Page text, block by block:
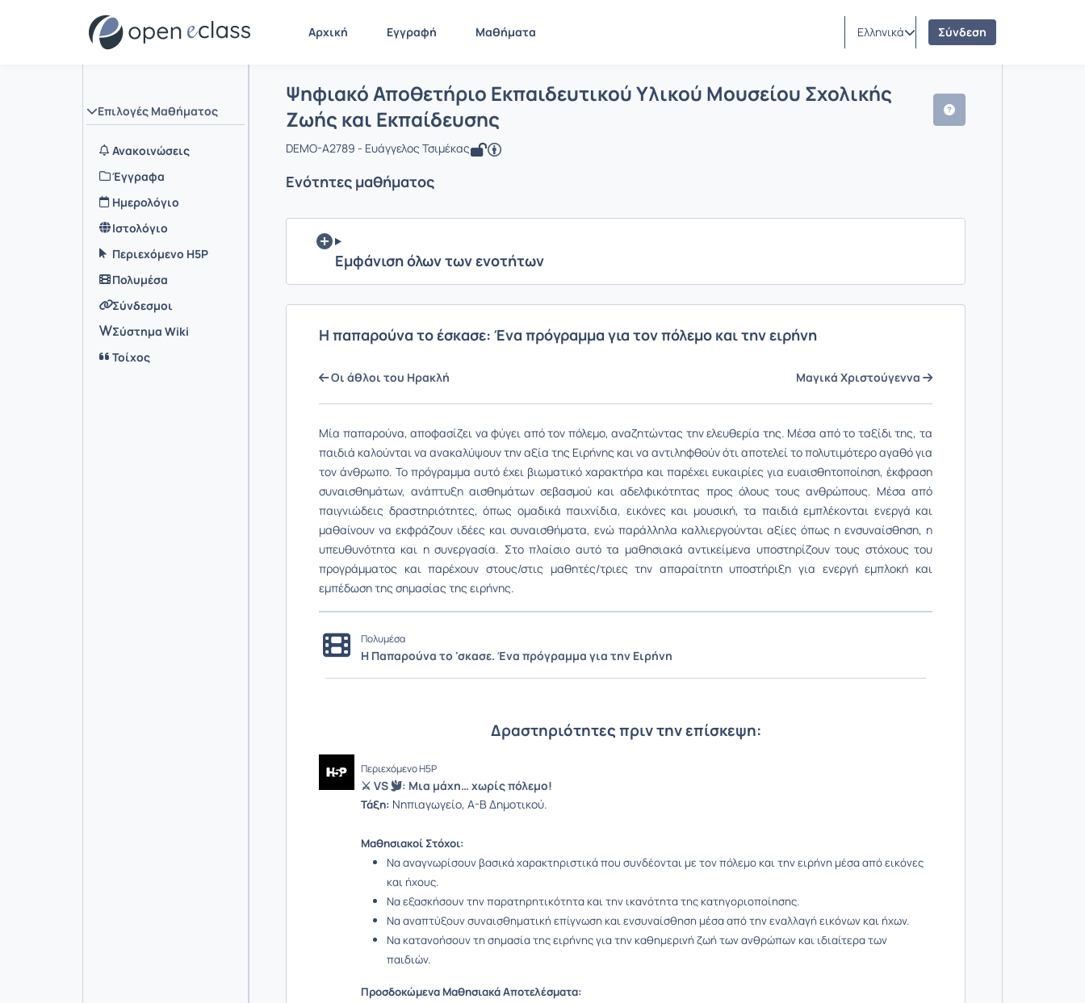
Αρχική Εγγραφή Μαθήματα Ελληνικά Σύνδεση
Επιλογές Μαθήματος
Ανακοινώσεις
Έγγραφα
Ημερολόγιο
Ιστολόγιο
Περιεχόμενο H5P
Πολυμέσα
Σύνδεσμοι
Σύστημα Wiki
Τοίχος
Μάθημα : Ψηφιακό Αποθετήριο Εκπαιδευτικού Υλικού Μουσείου Σχολικής Ζωής και
Ψηφιακό Αποθετήριο Εκπαιδευτικού Υλικού Μουσείου Σχολικής
Ζωής και Εκπαίδευσης
DEMO-A2789 - Ευάγγελος Τσιμέκας
Ενότητες μαθήματος
Εμφάνιση όλων των ενοτήτων
Η παπαρούνα το έσκασε: Ένα πρόγραμμα για τον πόλεμο και την ειρήνη
Οι άθλοι του Ηρακλή Μαγικά Χριστούγεννα
Μία παπαρούνα, αποφασίζει να φύγει από τον πόλεμο, αναζητώντας την ελευθερία της. Μέσα από το ταξίδι της, τα
παιδιά καλούνται να ανακαλύψουν την αξία της Ειρήνης και να αντιληφθούν ότι αποτελεί το πολυτιμότερο αγαθό για
τον άνθρωπο. Το πρόγραμμα αυτό έχει βιωματικό χαρακτήρα και παρέχει ευκαιρίες για ευαισθητοποίηση, έκφραση
συναισθημάτων, ανάπτυξη αισθημάτων σεβασμού και αδελφικότητας προς όλους τους ανθρώπους. Μέσα από
παιγνιώδεις δραστηριότητες, όπως ομαδικά παιχνίδια, εικόνες και μουσική, τα παιδιά εμπλέκονται ενεργά και
μαθαίνουν να εκφράζουν ιδέες και συναισθήματα, ενώ παράλληλα καλλιεργούνται αξίες όπως η ενσυναίσθηση, η
υπευθυνότητα και η συνεργασία. Στο πλαίσιο αυτό τα μαθησιακά αντικείμενα υποστηρίζουν τους στόχους του
προγράμματος και παρέχουν στους/στις μαθητές/τριες την απαραίτητη υποστήριξη για ενεργή εμπλοκή και
εμπέδωση της σημασίας της ειρήνης.
Πολυμέσα
Η Παπαρούνα το 'σκασε. Ένα πρόγραμμα για την Ειρήνη
Δραστηριότητες πριν την επίσκεψη:
Περιεχόμενο H5P
⚔️ VS 🕊️: Μια μάχη… χωρίς πόλεμο!
Τάξη: Νηπιαγωγείο, Α-Β Δημοτικού.
Μαθησιακοί Στόχοι:
Να αναγνωρίσουν βασικά χαρακτηριστικά που συνδέονται με τον πόλεμο και την ειρήνη μέσα από εικόνες
και ήχους.
Να εξασκήσουν την παρατηρητικότητα και την ικανότητα της κατηγοριοποίησης.
Να αναπτύξουν συναισθηματική επίγνωση και ενσυναίσθηση μέσα από την εναλλαγή εικόνων και ήχων.
Να κατανοήσουν τη σημασία της ειρήνης για την καθημερινή ζωή των ανθρώπων και ιδιαίτερα των
παιδιών.
Προσδοκώμενα Μαθησιακά Αποτελέσματα: